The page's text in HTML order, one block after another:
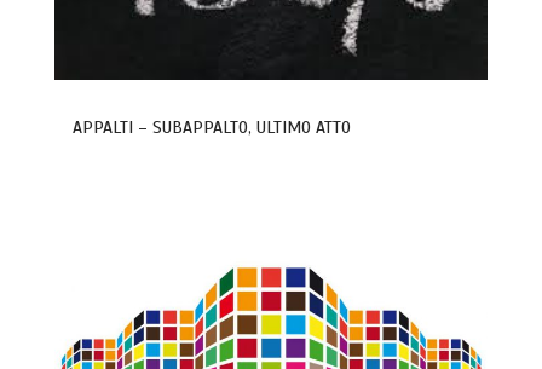
APPALTI – SUBAPPALTO, ULTIMO ATTO